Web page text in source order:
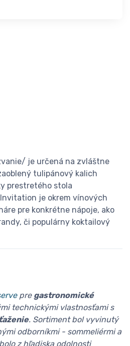
je určená na zvláštne
tulipánový kalich
prestretého stola
je okrem vínových
pre konkrétne nápoje, ako
či populárny koktailový
pre gastronomické
technickými vlastnosťami s
. Sortiment bol vyvinutý
odborníkmi - sommeliérmi a
z hľadiska odolnosti